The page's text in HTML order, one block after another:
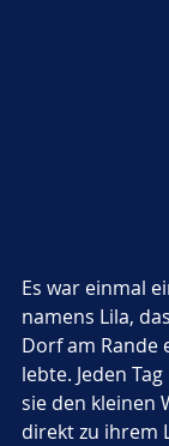
Es war einmal
namens Lila,
Dorf am Rande
lebte. Jeden
sie den kleinen
direkt zu ihrem